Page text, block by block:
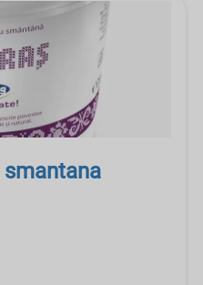
smantana